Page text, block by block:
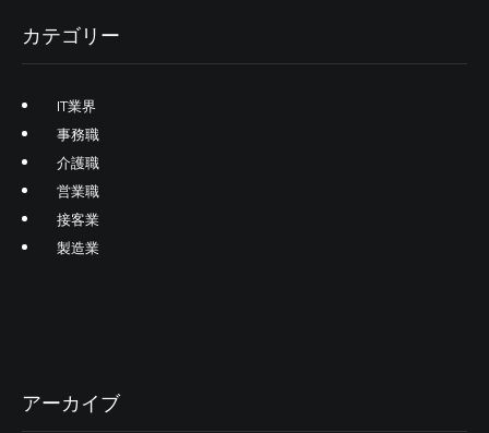
カテゴリー
IT業界
事務職
介護職
営業職
接客業
製造業
アーカイブ